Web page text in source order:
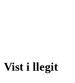
Vist i llegit